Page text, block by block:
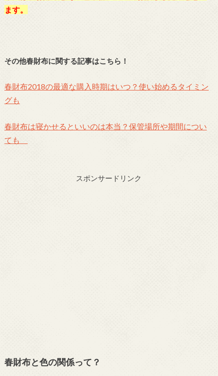
ます。
その他春財布に関する記事はこちら！
春財布2018の最適な購入時期はいつ？使い始めるタイミン
グも
春財布は寝かせるといいのは本当？保管場所や期間につい
ても
スポンサードリンク
春財布と色の関係って？